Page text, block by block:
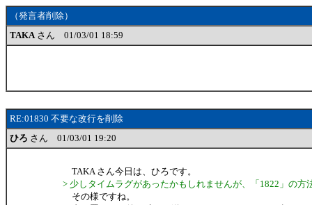
（発言者削除）
TAKAさん 01/03/01 18:59
RE:01830 不要な改行を削除
ひろ さん 01/03/01 19:20
TAKA さん今日は、ひろです。
> 少しタイムラグがあったかもしれませんが、「1822」の方
その様ですね。